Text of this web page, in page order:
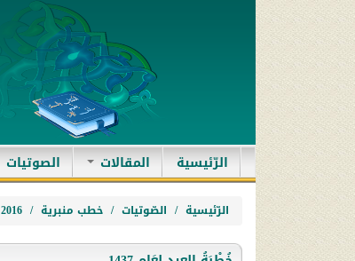
الرّئيسية(current) المقالات الصوتيات
الرّئيسية الصّوتيات خطب منبرية 2016